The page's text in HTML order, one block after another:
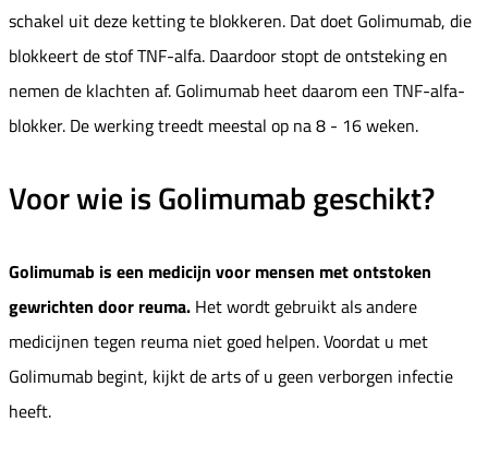
schakel uit deze ketting te blokkeren. Dat doet Golimumab, die
blokkeert de stof TNF-alfa. Daardoor stopt de ontsteking en
nemen de klachten af. Golimumab heet daarom een TNF-alfa-
blokker. De werking treedt meestal op na 8 - 16 weken.
Voor wie is Golimumab geschikt?
Golimumab is een medicijn voor mensen met ontstoken
gewrichten door reuma. Het wordt gebruikt als andere
medicijnen tegen reuma niet goed helpen. Voordat u met
Golimumab begint, kijkt de arts of u geen verborgen infectie
heeft.